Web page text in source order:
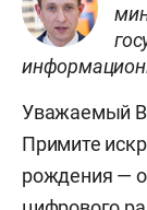
Уважаемый
Примите
рождения —